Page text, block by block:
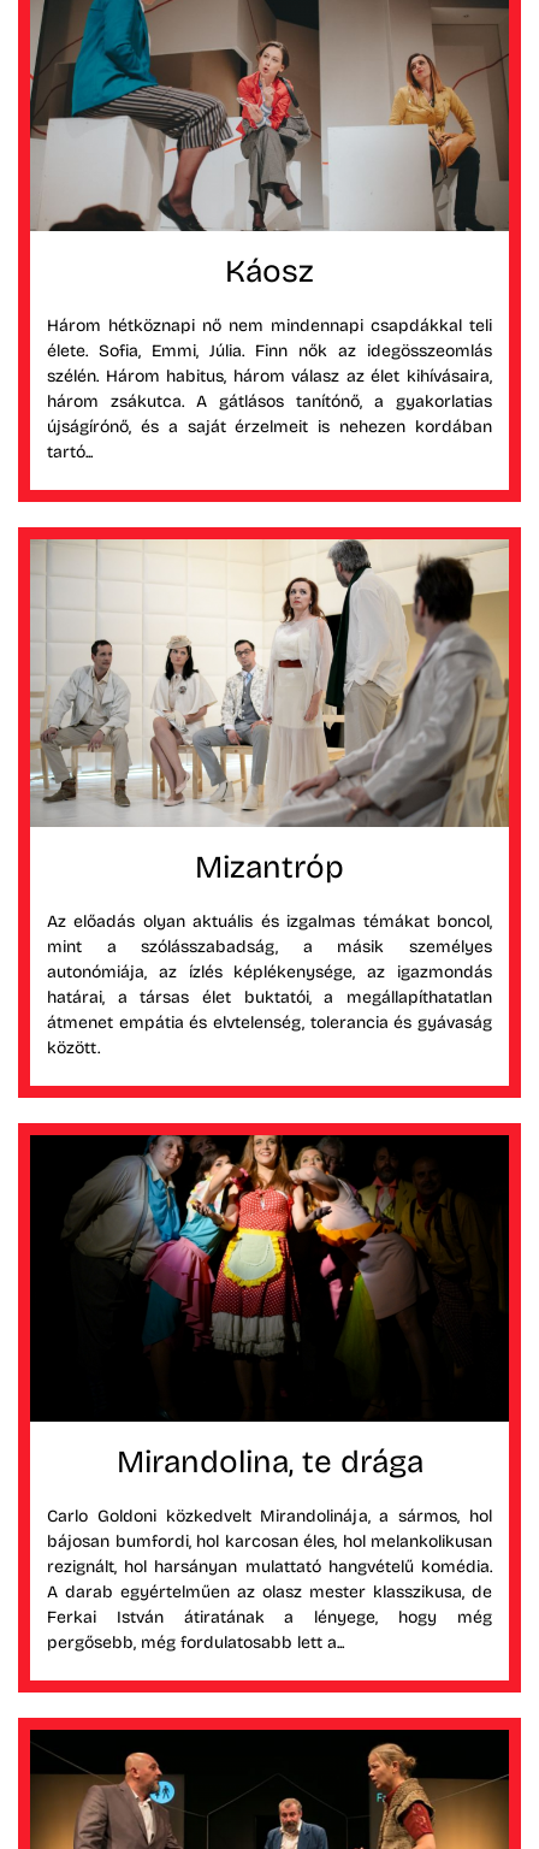
Káosz
Három hétköznapi nő nem mindennapi csapdákkal teli
élete. Sofia, Emmi, Júlia. Finn nők az idegösszeomlás
szélén. Három habitus, három válasz az élet kihívásaira,
három zsákutca. A gátlásos tanítónő, a gyakorlatias
újságírónő, és a saját érzelmeit is nehezen kordában
tartó...
Mizantróp
Az előadás olyan aktuális és izgalmas témákat boncol,
mint a szólásszabadság, a másik személyes
autonómiája, az ízlés képlékenysége, az igazmondás
határai, a társas élet buktatói, a megállapíthatatlan
átmenet empátia és elvtelenség, tolerancia és gyávaság
között.
Mirandolina, te drága
Carlo Goldoni közkedvelt Mirandolinája, a sármos, hol
bájosan bumfordi, hol karcosan éles, hol melankolikusan
rezignált, hol harsányan mulattató hangvételű komédia.
A darab egyértelműen az olasz mester klasszikusa, de
Ferkai István átiratának a lényege, hogy még
pergősebb, még fordulatosabb lett a...